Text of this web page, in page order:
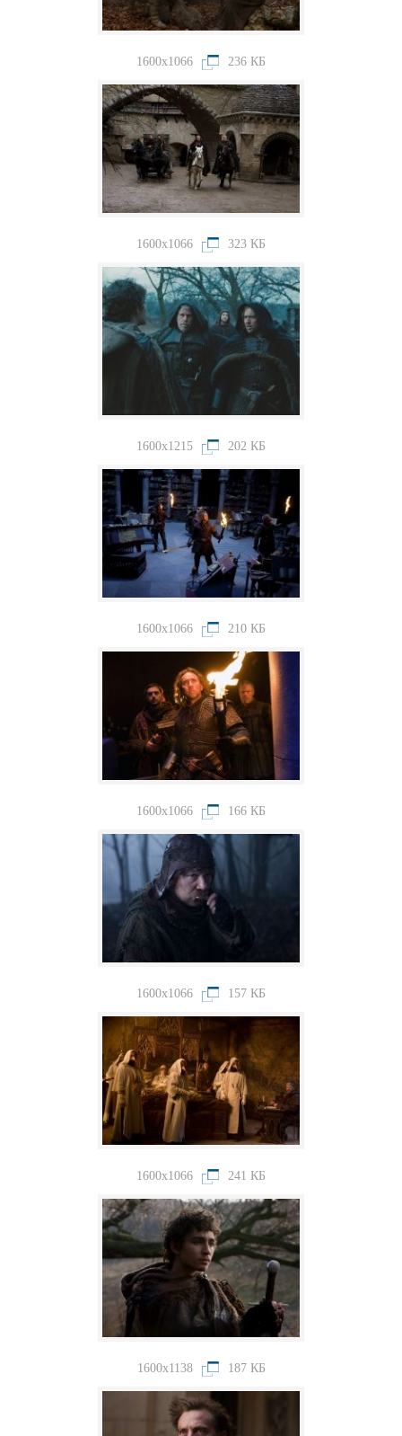
1600x1066 236 КБ
1600x1066 323 КБ
1600x1215 202 КБ
1600x1066 210 КБ
1600x1066 166 КБ
1600x1066 157 КБ
1600x1066 241 КБ
1600x1138 187 КБ